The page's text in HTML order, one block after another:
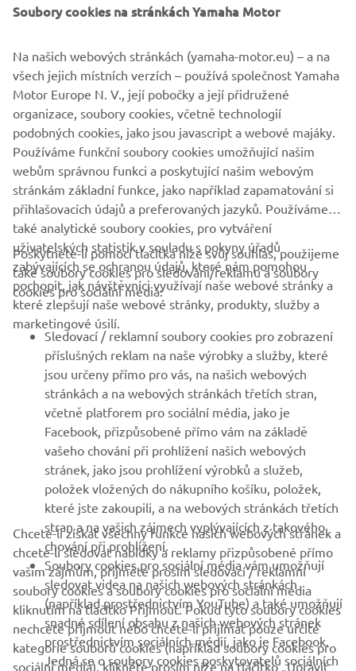
system and fully integrated Electric Steering. It’s more
torque and thrust. In reality the engines establish their
own place in the market, being fully integrated power
systems that create an entirely new class of extreme
offshore performance and control, particularly when
teamed with Yamaha’s latest generation Helm Master ®
integrated boat control system with its CL7™ display.
FIREMNÍ
B2B
VÍCE YAMAHA
PODPORA
ZPRAVODAJ
Získejte jako první informace o nejnovějších nabídkách,
speciálních akcích, nových verzích a mnoho dalšího
PŘIHLÁSIT SE K ODBĚRU
Přečtěte si naše Zásady ochrany osobních údajů a zjistěte, jak
zpracováváme vaše osobní údaje:Zásady ochrany osobních údajů
Soubory cookies na stránkách Yamaha Motor
Na našich webových stránkách (yamaha-motor.eu) – a na
všech jejich místních verzích – používá společnost Yamaha
Motor Europe N. V., její pobočky a její přidružené
organizace, soubory cookies, včetně technologií
podobných cookies, jako jsou javascript a webové majáky.
Používáme funkční soubory cookies umožňující našim
webům správnou funkci a poskytující našim webovým
stránkám základní funkce, jako například zapamatování si
přihlašovacích údajů a preferovaných jazyků. Používáme
také analytické soubory cookies, pro vytváření
uživatelských statistik v souladu s pokyny úřadů
zabývajících se ochranou údajů, které nám pomohou
pochopit, jak návštěvníci využívají naše webové stránky a
které zlepšují naše webové stránky, produkty, služby a
marketingové úsilí.
Poskytnete-li pomocí tlačítka níže svůj souhlas, použijeme
také soubory cookies pro sledování/reklamu a soubory
cookies pro sociální média:
Sledovací / reklamní soubory cookies pro zobrazení
příslušných reklam na naše výrobky a služby, které
jsou určeny přímo pro vás, na našich webových
stránkách a na webových stránkách třetích stran,
včetně platforem pro sociální média, jako je
Facebook, přizpůsobené přímo vám na základě
vašeho chování při prohlížení našich webových
stránek, jako jsou prohlížení výrobků a služeb,
položek vložených do nákupního košíku, položek,
které jste zakoupili, a na webových stránkách třetích
stran a na vašich zájmech vyplývajících z takového
chování při prohlížení.
Soubory cookies pro sociální média vám umožňují
sledovat videa na našich webových stránkách
(například prostřednictvím YouTube) a také umožňují
snadné sdílení obsahu z našich webových stránek
prostřednictvím sociálních médií, jako je Facebook.
Jedná se o soubory cookies poskytovatelů sociálních
Chcete-li získat všechny funkce našich webových stránek a
chcete-li sledovat nabídky a reklamy přizpůsobené přímo
vašim zájmům, přijměte prosím sledovací / reklamní
soubory cookies a soubory cookies pro sociální média
kliknutím na tlačítko Přijmout. Pokud tyto soubory cookies
nechcete přijmout nebo chcete-li přijímat pouze určité
kategorie souborů cookies (například soubory cookies pro
sociální média), klikněte prosím níže na tlačítko „Upravit